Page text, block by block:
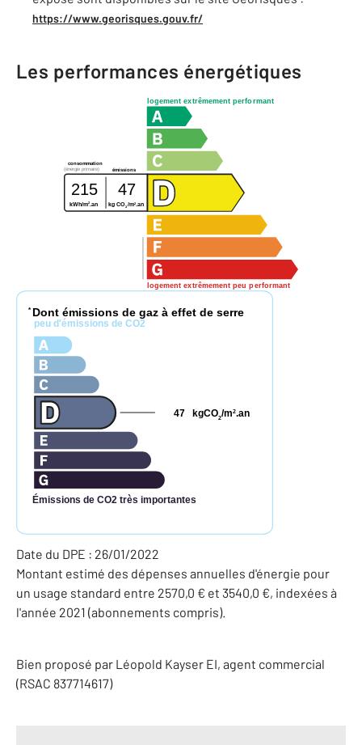
https://www.georisques.gouv.fr/
Les performances énergétiques
logement extrêmement performant
logement extrêmement peu performant
consommation
émissions
(énergie primaire)
215 47
kWh/m2.an kg CO2 /m2 .an
* Dont émissions de gaz à effet de serre
peu d'émissions de CO2
Émissions de CO2 très importantes
kgCO2/m2.an
47
Date du DPE : 26/01/2022
Montant estimé des dépenses annuelles d'énergie pour
un usage standard entre 2570,0 € et 3540,0 €, indexées à
l'année 2021 (abonnements compris).
Bien proposé par Léopold Kayser EI, agent commercial
(RSAC 837714617)